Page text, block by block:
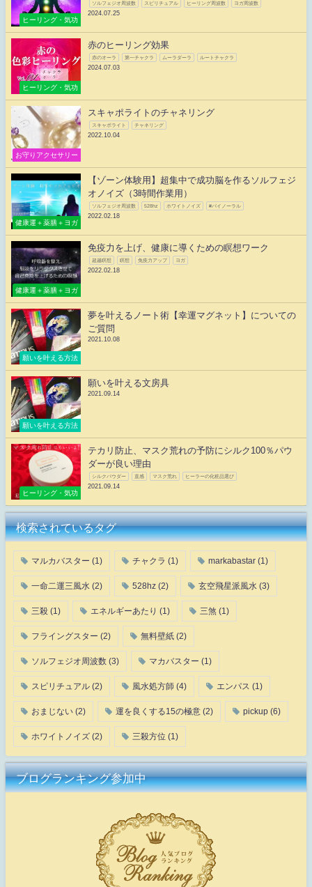
ヒーリング・気功
ソルフェジオ周波数 スピリチュアル ヒーリング周波数 ヨガ周波数
2024.07.25
ヒーリング・気功
赤のヒーリング効果
赤のオーラ 第一チャクラ ムーラダーラ ルートチャクラ
2024.07.03
お守りアクセサリー
スキャポライトのチャネリング
スキャポライト チャネリング
2022.10.04
健康運＋薬膳＋ヨガ
【ゾーン体験用】超集中で成功脳を作るソルフェジ
オノイズ（3時間作業用）
ソルフェジオ周波数 528hz ホワイトノイズ #バイノーラル
2022.02.18
健康運＋薬膳＋ヨガ
免疫力を上げ、健康に導くための瞑想ワーク
超越瞑想 瞑想 免疫力アップ ヨガ
2022.02.18
願いを叶える方法
夢を叶えるノート術【幸運マグネット】についての
ご質問
2021.10.08
願いを叶える方法
願いを叶える文房具
2021.09.14
ヒーリング・気功
テカリ防止、マスク荒れの予防にシルク100％パウ
ダーが良い理由
シルクパウダー 直感 マスク荒れ ヒーラーの化粧品選び
2021.09.14
検索されているタグ
マルカバスター (1) チャクラ (1) markabastar (1)
一命二運三風水 (2) 528hz (2) 玄空飛星派風水 (3)
三殺 (1) エネルギーあたり (1) 三煞 (1)
フライングスター (2) 無料壁紙 (2)
ソルフェジオ周波数 (3) マカバスター (1)
スピリチュアル (2) 風水処方師 (4) エンパス (1)
おまじない (2) 運を良くする15の極意 (2) pickup (6)
ホワイトノイズ (2) 三殺方位 (1)
ブログランキング参加中